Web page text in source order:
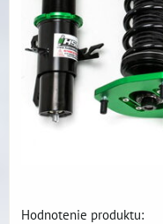
Hodnotenie produktu: